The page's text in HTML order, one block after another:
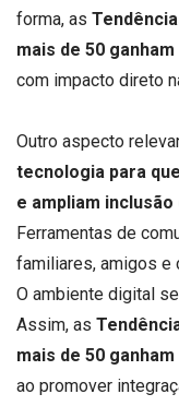
forma, as
mais de 50
com impacto direto
Outro aspecto
tecnologia para
e ampliam
Ferramentas de
familiares, amigos e
O ambiente digital
Assim, as
mais de 50
ao promover